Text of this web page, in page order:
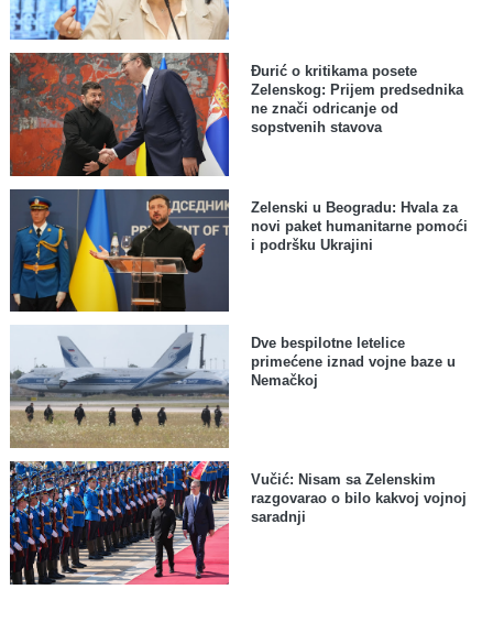
Đurić o kritikama posete
Zelenskog: Prijem predsednika
ne znači odricanje od
sopstvenih stavova
Zelenski u Beogradu: Hvala za
novi paket humanitarne pomoći
i podršku Ukrajini
Dve bespilotne letelice
primećene iznad vojne baze u
Nemačkoj
Vučić: Nisam sa Zelenskim
razgovarao o bilo kakvoj vojnoj
saradnji